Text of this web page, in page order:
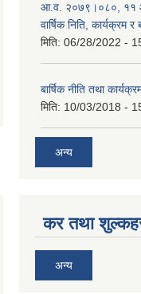
आ.व. २०७९।०८०, ११
वार्षिक निति, कार्यक्रम
मिति: 06/28/2022 -
बार्षिक नीति तथा
मिति: 10/03/2018 -
अन्य
कर तथा
अन्य